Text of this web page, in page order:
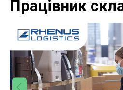
Працівник